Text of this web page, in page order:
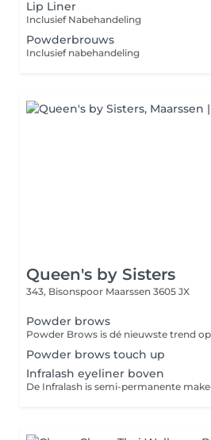
Lip Liner
Inclusief Nabehandeling
Powderbrouws
Inclusief nabehandeling
Queen's by Sisters
343, Bisonspoor Maarssen 3605 JX
Powder brows
Powder brows touch up
Infralash eyeliner boven